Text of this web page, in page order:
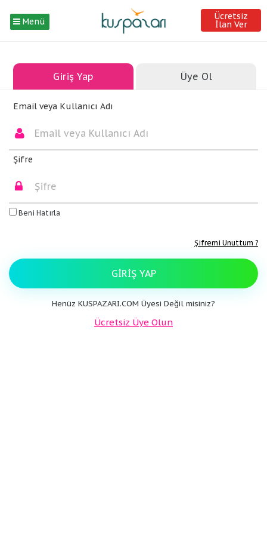
Menü Ücretsiz
İlan Ver
Giriş Yap Üye Ol
Email veya Kullanıcı Adı
Şifre
Beni Hatırla
Şifremi Unuttum ?
GIRIŞ YAP
Henüz KUSPAZARI.COM Üyesi Değil misiniz?
Ücretsiz Üye Olun